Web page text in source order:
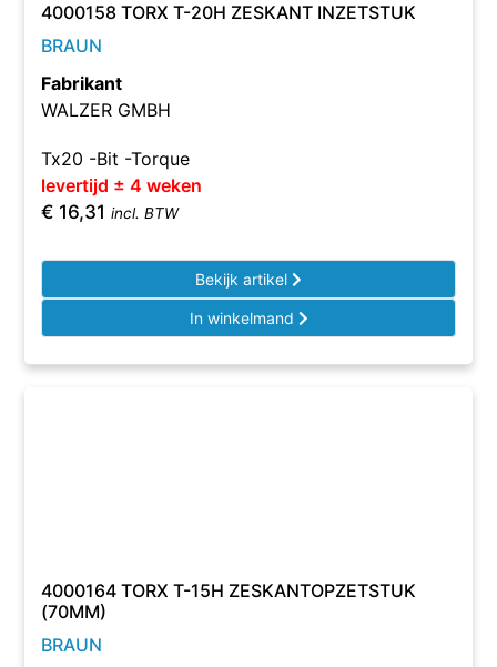
4000158 TORX T-20H ZESKANT INZETSTUK
BRAUN
Fabrikant
WALZER GMBH
Tx20 -Bit -Torque
levertijd ± 4 weken
€ 16,31 incl. BTW
Bekijk artikel
In winkelmand
4000164 TORX T-15H ZESKANTOPZETSTUK
(70MM)
BRAUN